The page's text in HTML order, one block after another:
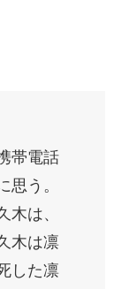
帯電話
思う。
木は、
木は凛
した凛